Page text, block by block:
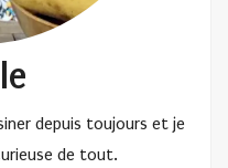
depuis toujours et je
de tout.